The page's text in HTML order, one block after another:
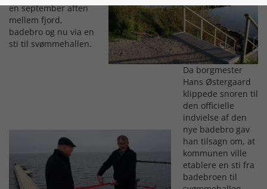
en september aften
mellem fjord,
badebro og nu via en
sti til svømmehallen.
Da borgmester
Hans Østergaard
klippede snoren til
den officielle
indvielse af den
nye badebro gav
han tilsagn om, at
kommunen ville
etablere en sti fra
badebroen til